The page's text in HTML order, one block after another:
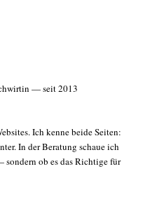
— seit 2013
Ich kenne beide Seiten:
In der Beratung schaue ich
sondern ob es das Richtige für